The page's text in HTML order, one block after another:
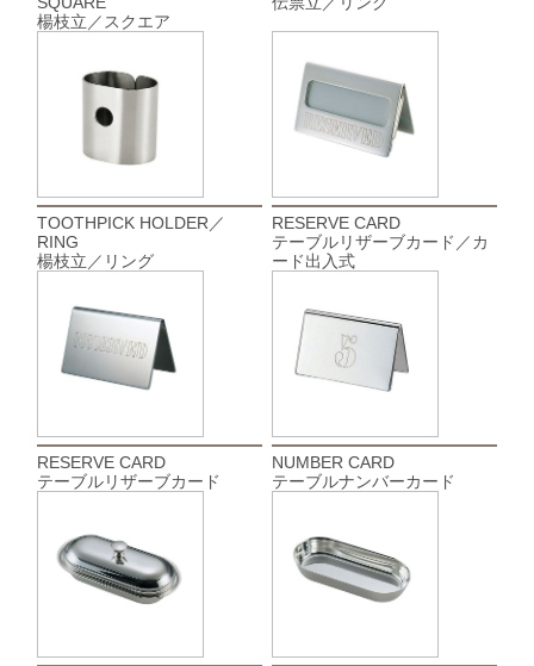
楊枝立／スクエア
TOOTHPICK HOLDER／
RING
楊枝立／リング
RESERVE CARD
テーブルリザーブカード／カ
ード出入式
RESERVE CARD
テーブルリザーブカード
NUMBER CARD
テーブルナンバーカード